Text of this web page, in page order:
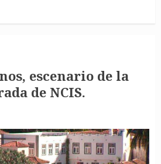
escenario de la
de NCIS.